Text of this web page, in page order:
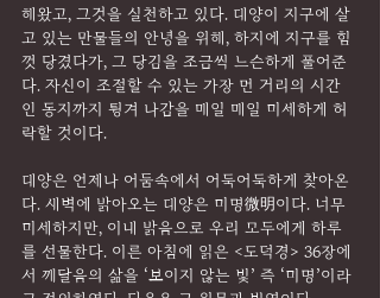
해왔고, 그것을 실천하고 있다. 태양이 지구에 살
고 있는 만물들의 안녕을 위해, 하지에 지구를 힘
껏 당겼다가, 그 당김을 조금씩 느슨하게 풀어준
다. 자신이 조절할 수 있는 가장 먼 거리의 시간
인 동지까지 튕겨 나감을 매일 매일 미세하게 허
락할 것이다.
태양은 언제나 어둠속에서 어둑어둑하게 찾아온
다. 새벽에 밝아오는 태양은 미명微明이다. 너무
미세하지만, 이내 밝음으로 우리 모두에게 하루
를 선물한다. 이른 아침에 읽은 <도덕경> 36장에
서 깨달음의 삶을 ‘보이지 않는 빛’ 즉 ‘미명’이라